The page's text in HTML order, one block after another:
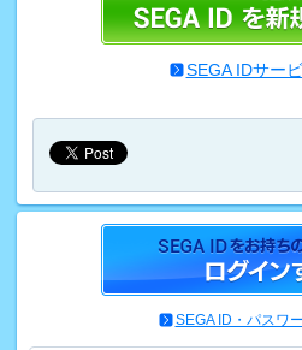
SEGA IDサー
SEGA ID・パスワ